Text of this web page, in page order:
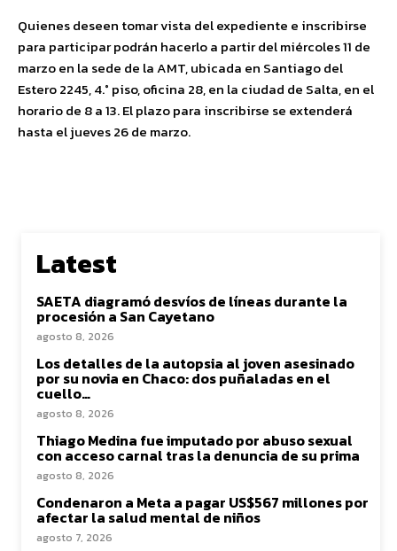
Quienes deseen tomar vista del expediente e inscribirse
para participar podrán hacerlo a partir del miércoles 11 de
marzo en la sede de la AMT, ubicada en Santiago del
Estero 2245, 4.° piso, oficina 28, en la ciudad de Salta, en el
horario de 8 a 13. El plazo para inscribirse se extenderá
hasta el jueves 26 de marzo.
Latest
SAETA diagramó desvíos de líneas durante la
procesión a San Cayetano
agosto 8, 2026
Los detalles de la autopsia al joven asesinado
por su novia en Chaco: dos puñaladas en el
cuello…
agosto 8, 2026
Thiago Medina fue imputado por abuso sexual
con acceso carnal tras la denuncia de su prima
agosto 8, 2026
Condenaron a Meta a pagar US$567 millones por
afectar la salud mental de niños
agosto 7, 2026